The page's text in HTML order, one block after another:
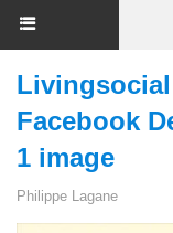
Facebook
1 image
Philippe Lagane